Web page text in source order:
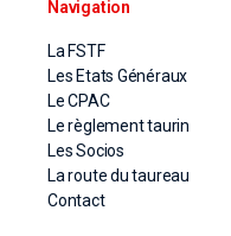
Navigation
La FSTF
Les Etats Généraux
Le CPAC
Le règlement taurin
Les Socios
La route du taureau
Contact